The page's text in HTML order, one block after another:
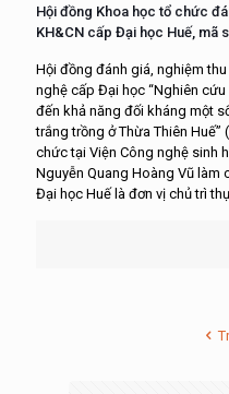
Hội đồng Khoa học tổ chức
KH&CN cấp Đại học Huế, mã
Hội đồng đánh giá, nghiệm
nghệ cấp Đại học “Nghiên
đến khả năng đối kháng một
trắng trồng ở Thừa Thiên
chức tại Viện Công nghệ sinh
Nguyễn Quang Hoàng Vũ làm
Đại học Huế là đơn vị chủ trì